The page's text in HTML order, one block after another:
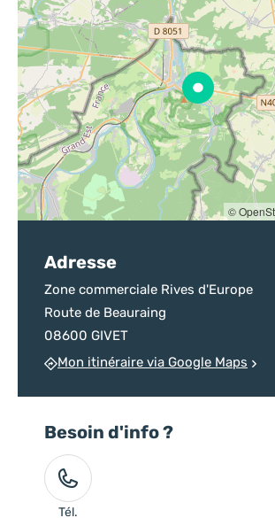
©
Adresse
Zone commerciale Rives d'Europe
Route de Beauraing
08600 GIVET
Mon itinéraire via Google Maps
Besoin d'info ?
Tél.